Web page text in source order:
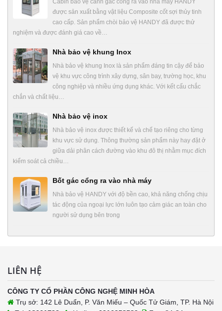
Cabin bảo vệ canh gác cổng ra vào nhà máy HANDY
được sản xuất bằng vật liệu Composite cốt sợi thủy tinh
cao cấp. Sản phẩm chòi bảo vệ HANDY đã được thử
nghiệm và được đánh giá cao về…
Nhà bảo vệ khung Inox
Nhà bảo vệ khung Inox là sản phẩm đáng tin cậy để bảo
vệ khu vực công trình xây dựng, sân bay, trường học, khu
công nghiệp và nhiều ứng dụng khác. Với kết cấu chắc
chắn và chất liệu…
Nhà bảo vệ inox
Nhà bảo vệ inox được thiết kế và chế tạo riêng cho từng
khu vực sử dụng. Thông thường sản phẩm này hay đặt ở
giữa dải phân cách đường vào khu đô thị nhằm mục đích
kiểm soát cả chiều…
Bốt gác cổng ra vào nhà máy
Nhà bảo vệ HANDY với độ bền cao, khả năng chống chịu
tác động của ngoại lực lớn luôn tạo cảm giác an toàn cho
người sử dụng bên trong
LIÊN HỆ
CÔNG TY CỔ PHẦN CÔNG NGHỆ MINH HÒA
Trụ sở: 142 Lê Duẩn, P. Văn Miếu – Quốc Tử Giám, TP. Hà Nội